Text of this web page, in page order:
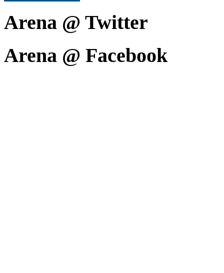
Arena @ Twitter
Arena @ Facebook